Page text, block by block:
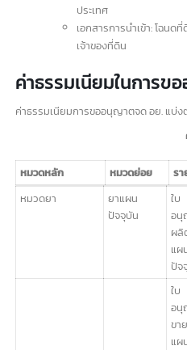
เอกสารพื้นฐานของบริษัท
หนังสือรับรองการจดท
บัตรประชาชนกรรมการ
ใบอนุญาตประกอบกิจกา
บัญญัติโรงงาน พ.ศ. 2535
เอกสาร ISO (ถ้ามี)
แปลนสถานที่: แผนผังแ
ภาพถ่ายสถานที่จริง: พ
ลิสต์รายการและรายละเ
รายละเอียดสินค้า: ส่ว
กรณีนำเข้าสินค้า: ราย
เอกสารการนำเข้า: โ
ค่าธรรมเนียมในการ
ค่าธรรมเนียมการขออนุญาตจด อย. แ